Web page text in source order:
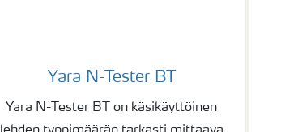
Yara N-Tester BT
Yara N-Tester BT on käsikäyttöinen